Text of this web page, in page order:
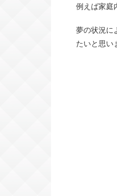
例えば家庭
夢の状況に
たいと思い